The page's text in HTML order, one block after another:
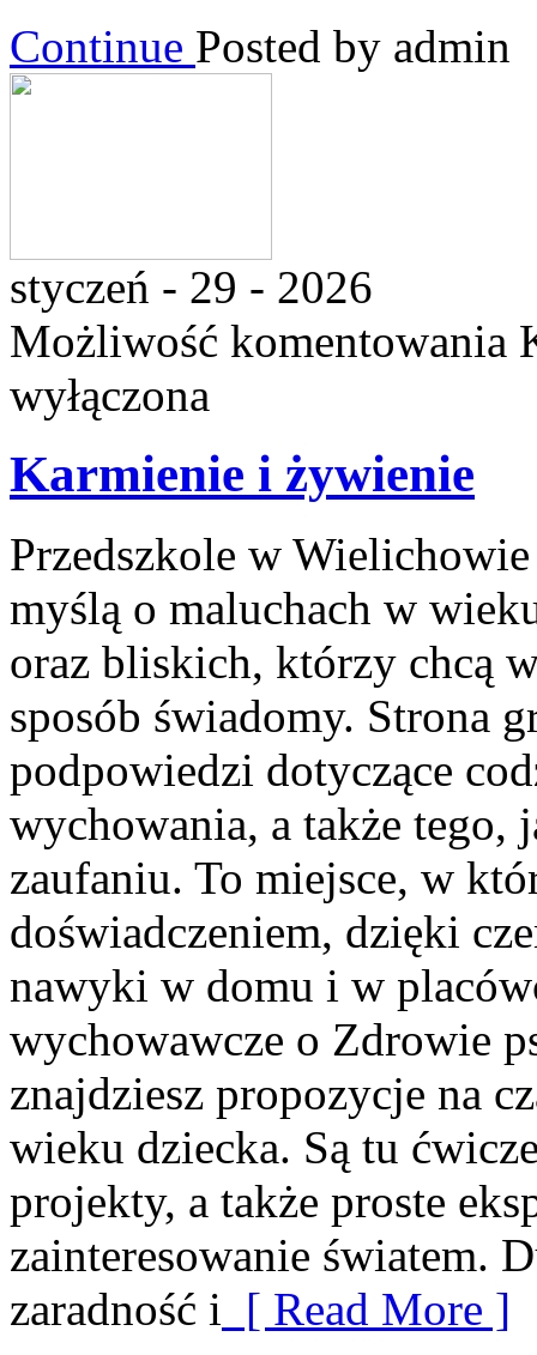
Continue Posted by admin
styczeń - 29 - 2026
Możliwość komentowania
wyłączona
Karmienie i żywienie
Przedszkole w
myślą o maluchach w
oraz bliskich, którzy chcą
sposób świadomy. Strona
podpowiedzi dotyczące
wychowania, a także tego,
zaufaniu. To miejsce, w
doświadczeniem, dzięki
nawyki w domu i w
wychowawcze o Zdrowie
znajdziesz propozycje na
wieku dziecka. Są tu
projekty, a także proste
zainteresowanie światem.
zaradność i [ Read More ]